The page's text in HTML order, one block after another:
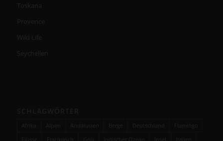
Toskana
Alpen Andalusien Deutschland
Flamingo
Frankreich Gnu Indischer Ozean Insel Italien